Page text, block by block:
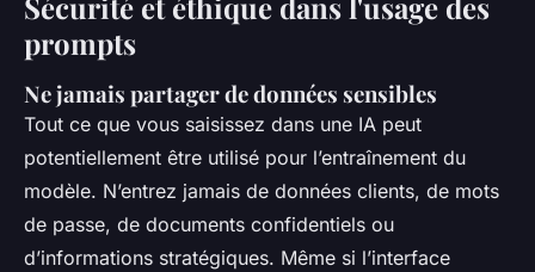
prompts
Ne jamais partager de données sensibles
Tout ce que vous saisissez dans une IA peut
potentiellement être utilisé pour l’entraînement du
modèle. N’entrez jamais de données clients, de mots
de passe, de documents confidentiels ou
d’informations stratégiques. Même si l’interface